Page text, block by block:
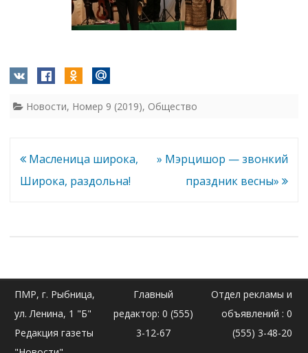
Новости, Номер 9 (2019), Общество
Навигация
по
Масленица широка,
Широка, раздольна!
» Мэрцишор — звонкий
праздник весны»
ПМР, г. Рыбница,
ул. Ленина, 1 "Б"
Редакция газеты
Главный
редактор: 0 (555)
3-12-67
Отдел рекламы и
объявлений : 0
(555) 3-48-20